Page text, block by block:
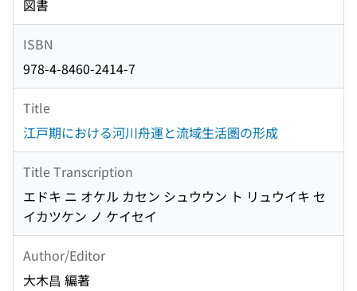
図書
ISBN
978-4-8460-2414-7
Title
江戸期における河川舟運と流域生活圏の形成
Title Transcription
エドキ ニ オケル カセン シュウウン ト リュウイキ セ
イカツケン ノ ケイセイ
Author/Editor
大木昌 編著